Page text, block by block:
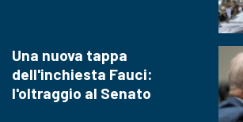
Una nuova tappa
dell'inchiesta Fauci:
l'oltraggio al Senato